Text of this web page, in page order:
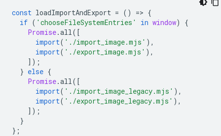
const loadImportAndExport = () => {
if ( 'chooseFileSystemEntries' in window)
{
Promise.all([
import( './import_image.mjs' ),
import( './export_image.mjs' ),
]);
} else {
Promise.all([
import( './import_image_legacy.mjs' ),
import( './export_image_legacy.mjs' ),
]);
}
};